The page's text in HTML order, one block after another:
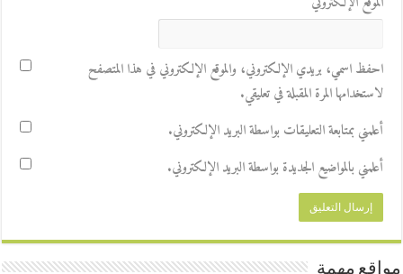
احفظ اسمي، بريدي الإلكتروني، والموقع الإلكتروني في هذا المتصفح
لاستخدامها المرة المقبلة في تعليقي.
أعلمني بمتابعة التعليقات بواسطة البريد الإلكتروني.
أعلمني بالمواضيع الجديدة بواسطة البريد الإلكتروني.
مواقع مهمة